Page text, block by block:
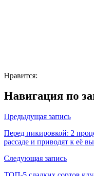
Нравится:
Навигация по
Предыдущая запись
Перед пикировкой: 2
рассаде и приводят к её
Следующая запись